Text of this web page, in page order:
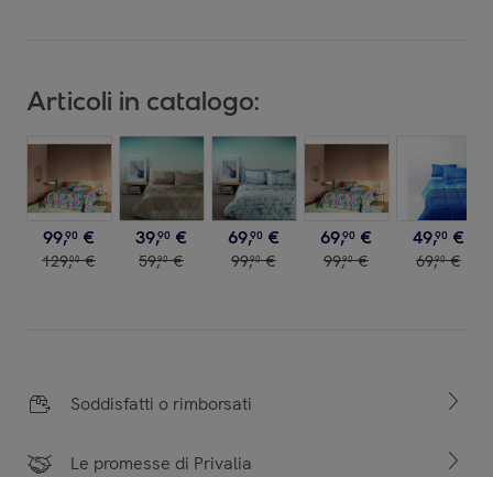
Articoli in catalogo:
99,90 €
129,00 €
39,90 €
59,90 €
69,90 €
99,90 €
69,90 €
99,90 €
49,90 €
69,90 €
Soddisfatti o rimborsati
Le promesse di Privalia